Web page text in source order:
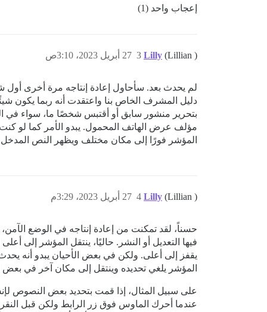
إعجاب واحد (1)
Lilly (Lillian ) 27 أبريل 2023، 3:10ص 3
لم يحدث بعد. سأحاول إعادة إنتاجه مرة أخرى
بتحرير منشور سابق أو أقتبس شخصًا ما، سواء في
مؤلف عرض الهاتف المحمول. يبدو الأمر كما لو
المؤشر فورًا إلى مكان مختلف ويظهر النص المدخل
Lilly (Lillian ) 27 أبريل 2023، 3:29م 4
حسناً، لقد تمكنت من إعادة إنتاجه في الوضع
فيها التعديل أو النشر. حاليًا، ينتقل المؤشر
يقفز إلى أعلى. ولكن في بعض الأحيان يبدو أنه
المؤشر يلغي تحديده وينتقل إلى مكان آخر في بعض
على سبيل المثال، إذا قمت بتحديد بعض النصوص
عندما أحرك الماوس فوق زر الرابط ولكن قبل